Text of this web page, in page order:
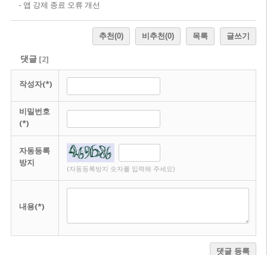
- 앱 강제 종료 오류 개선
추천(0) 비추천(0) 목록 글쓰기
댓글[2]
작성자(*)
비밀번호
(*)
자동등록
방지
(자동등록방지 숫자를 입력해 주세요)
내용(*)
댓글 등록